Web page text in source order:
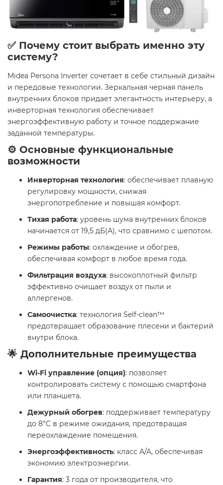
✅ Почему стоит выбрать именно эту
систему?
Midea Persona Inverter сочетает в себе стильный дизайн
и передовые технологии. Зеркальная черная панель
внутренних блоков придает элегантность интерьеру, а
инверторная технология обеспечивает
энергоэффективную работу и точное поддержание
заданной температуры.
⚙️ Основные функциональные
возможности
Инверторная технология: обеспечивает плавную
регулировку мощности, снижая
энергопотребление и повышая комфорт.
Тихая работа: уровень шума внутренних блоков
начинается от 19,5 дБ(А), что сравнимо с шепотом.
Режимы работы: охлаждение и обогрев,
обеспечивая комфорт в любое время года.
Фильтрация воздуха: высокоплотный фильтр
эффективно очищает воздух от пыли и
аллергенов.
Самоочистка: технология Self-clean™
предотвращает образование плесени и бактерий
внутри блока.
🌟 Дополнительные преимущества
Wi-Fi управление (опция): позволяет
контролировать систему с помощью смартфона
или планшета.
Дежурный обогрев: поддерживает температуру
до 8°C в режиме ожидания, предотвращая
переохлаждение помещения.
Энергоэффективность: класс A/A, обеспечивая
экономию электроэнергии.
Гарантия: 3 года от производителя, что